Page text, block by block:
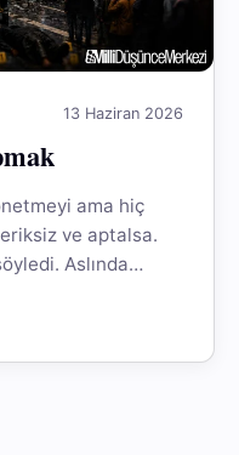
13 Haziran 2026
ama hiç
ve aptalsa.
Aslında